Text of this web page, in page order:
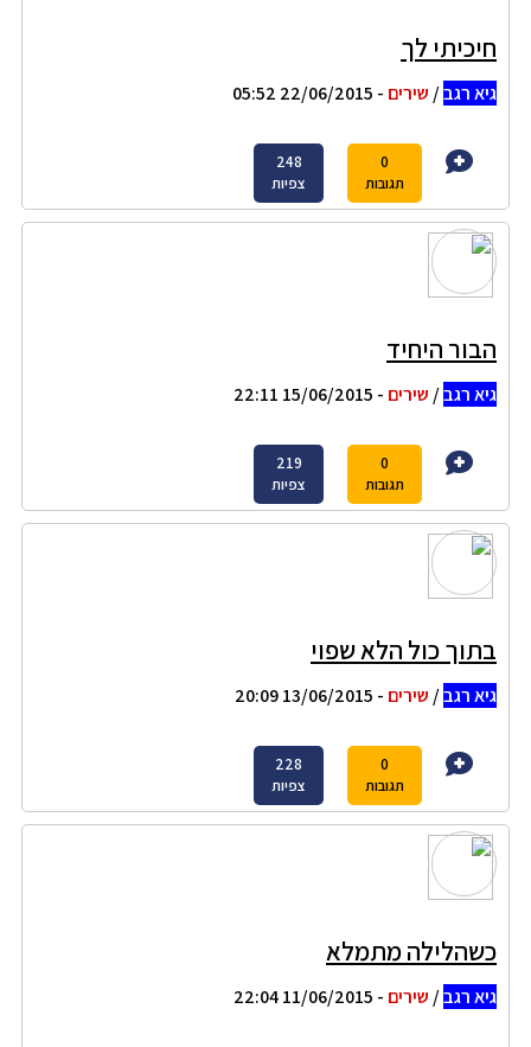
חיכיתי לך
גיא רגב/ שירים - 22/06/2015 05:52
0
תגובות
248
צפיות
הבור היחיד
גיא רגב/ שירים - 15/06/2015 22:11
0
תגובות
219
צפיות
בתוך כול הלא שפוי
גיא רגב/ שירים - 13/06/2015 20:09
0
תגובות
228
צפיות
כשהלילה מתמלא
גיא רגב/ שירים - 11/06/2015 22:04